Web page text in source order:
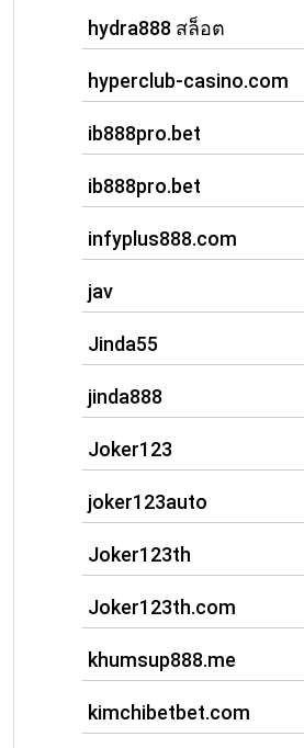
hydra888 สล็อต
hyperclub-casino.com
ib888pro.bet
ib888pro.bet
infyplus888.com
jav
Jinda55
jinda888
Joker123
joker123auto
Joker123th
Joker123th.com
khumsup888.me
kimchibetbet.com